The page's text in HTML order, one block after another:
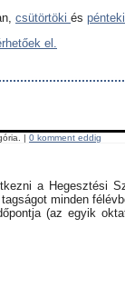
csütörtöki és pénteki
el.
| 0 komment eddig
a Hegesztési
minden
(az egyik